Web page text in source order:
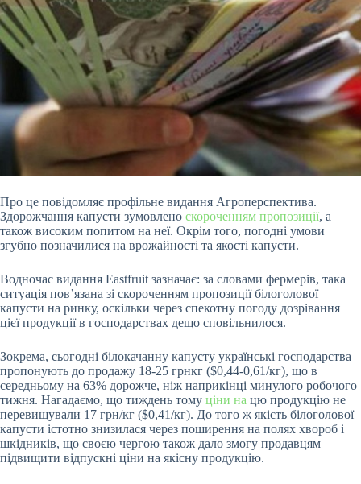
Про це повідомляє профільне видання Агроперспектива.
Здорожчання капусти зумовлено скороченням пропозиції, а
також високим попитом на неї. Окрім того, погодні умови
згубно позначилися на врожайності та якості капусти.
Водночас видання Eastfruit зазначає: за словами фермерів, така
ситуація пов’язана зі скороченням пропозиції білоголової
капусти на ринку, оскільки через спекотну погоду дозрівання
цієї продукції в господарствах дещо сповільнилося.
Зокрема, сьогодні білокачанну капусту українські господарства
пропонують до продажу 18-25 грнкг ($0,44-0,61/кг), що в
середньому на 63% дорожче, ніж наприкінці минулого робочого
тижня. Нагадаємо, що тиждень тому ціни на цю продукцію не
перевищували 17 грн/кг ($0,41/кг). До того ж якість білоголової
капусти істотно знизилася через поширення на полях хвороб і
шкідників, що своєю чергою також дало змогу продавцям
підвищити відпускні ціни на якісну продукцію.